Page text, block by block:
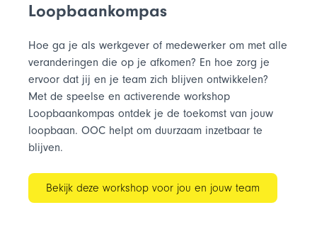
Loopbaankompas
Hoe ga je als werkgever of medewerker om met alle
veranderingen die op je afkomen? En hoe zorg je
ervoor dat jij en je team zich blijven ontwikkelen?
Met de speelse en activerende workshop
Loopbaankompas ontdek je de toekomst van jouw
loopbaan. OOC helpt om duurzaam inzetbaar te
blijven.
Bekijk deze workshop voor jou en jouw team